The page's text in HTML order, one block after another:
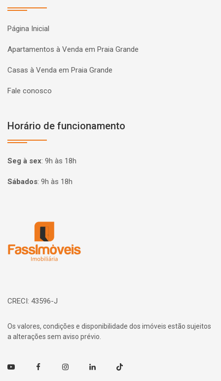
Página Inicial
Apartamentos à Venda em Praia Grande
Casas à Venda em Praia Grande
Fale conosco
Horário de funcionamento
Seg à sex: 9h às 18h
Sábados: 9h às 18h
CRECI: 43596-J
Os valores, condições e disponibilidade dos imóveis estão sujeitos
a alterações sem aviso prévio.
Youtube FacebookInstagramLinkedin TikTok